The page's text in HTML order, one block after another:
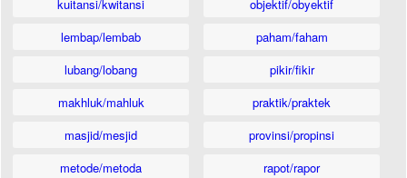
kuitansi/kwitansi
lembap/lembab
lubang/lobang
makhluk/mahluk
masjid/mesjid
metode/metoda
objektif/obyektif
paham/faham
pikir/fikir
praktik/praktek
provinsi/propinsi
rapot/rapor